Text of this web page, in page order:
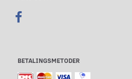
BETALINGSMETODER